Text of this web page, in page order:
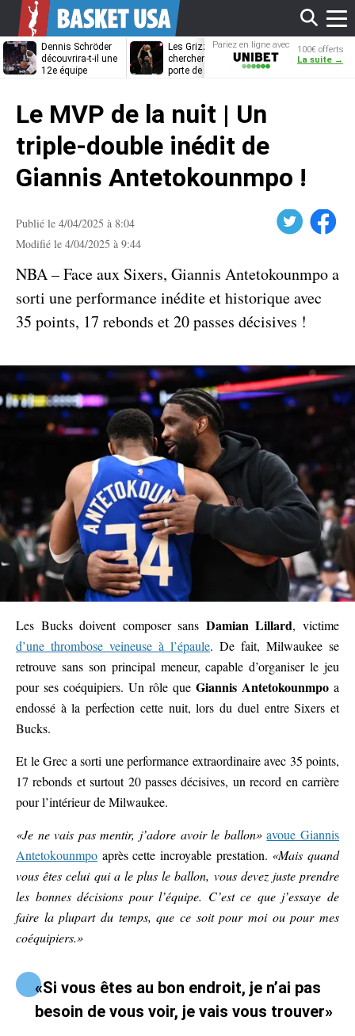
Dennis Schröder
découvrira-t-il une
12e équipe
Les Grizzlies
cherchent déjà une
porte de sortie
Dwane Casey
bientôt coach
Pariez en ligne avec
Unibet
100€ offerts
La suite →
Le MVP de la nuit | Un
triple-double inédit de
Giannis Antetokounmpo !
Publié le 4/04/2025 à 8:04
Modifié le 4/04/2025 à 9:44
Facebook
NBA – Face aux Sixers, Giannis Antetokounmpo a
sorti une performance inédite et historique avec
35 points, 17 rebonds et 20 passes décisives !
Les Bucks doivent composer sans Damian Lillard, victime
d’une thrombose veineuse à l’épaule. De fait, Milwaukee se
retrouve sans son principal meneur, capable d’organiser le jeu
pour ses coéquipiers. Un rôle que Giannis Antetokounmpo a
endossé à la perfection cette nuit, lors du duel entre Sixers et
Bucks.
Et le Grec a sorti une performance extraordinaire avec 35 points,
17 rebonds et surtout 20 passes décisives, un record en carrière
pour l’intérieur de Milwaukee.
«Je ne vais pas mentir, j’adore avoir le ballon» avoue Giannis
Antetokounmpo après cette incroyable prestation. «Mais quand
vous êtes celui qui a le plus le ballon, vous devez juste prendre
les bonnes décisions pour l’équipe. C’est ce que j’essaye de
faire la plupart du temps, que ce soit pour moi ou pour mes
coéquipiers.»
«Si vous êtes au bon endroit, je n’ai pas
besoin de vous voir, je vais vous trouver»